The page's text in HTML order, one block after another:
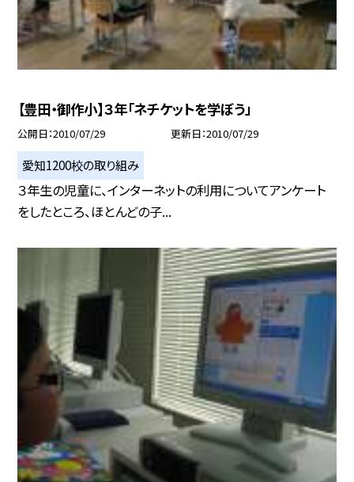
【豊田・御作小】３年「ネチケットを学ぼう」
公開日 2010/07/29 更新日 2010/07/29
愛知1200校の取り組み
３年生の児童に、インターネットの利用についてアンケート
をしたところ、ほとんどの子...